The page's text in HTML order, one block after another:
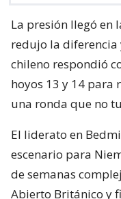
La presión llegó en
redujo la diferencia
chileno respondió
hoyos 13 y 14 para
una ronda que no
El liderato en
escenario para
de semanas
Abierto Británico y